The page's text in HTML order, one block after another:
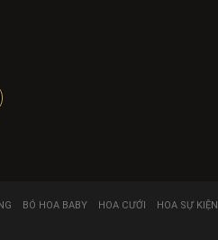
BÓ HOA BABY HOA CƯỚI HOA SỰ KIỆN